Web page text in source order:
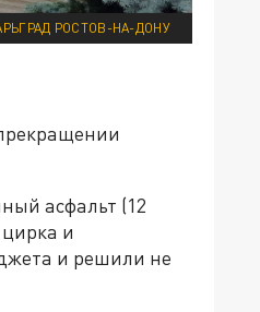
РОСТОВ-НА-ДОНУ
асфальт (12
и
и решили не